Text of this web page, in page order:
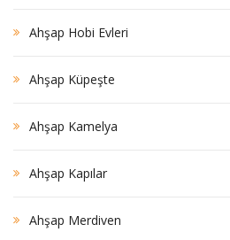
Ahşap Hobi Evleri
Ahşap Küpeşte
Ahşap Kamelya
Ahşap Kapılar
Ahşap Merdiven